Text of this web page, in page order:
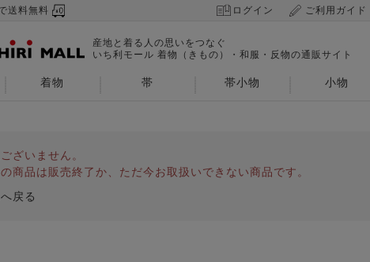
送料無料 ログイン ご利用ガイド
産地と着る人の思いをつなぐ
いち利モール 着物（きもの）・和服・反物の通販サイト
着物 帯 帯小物 小物
ざいません。
商品は販売終了か、ただ今お取扱いできない商品です。
戻る